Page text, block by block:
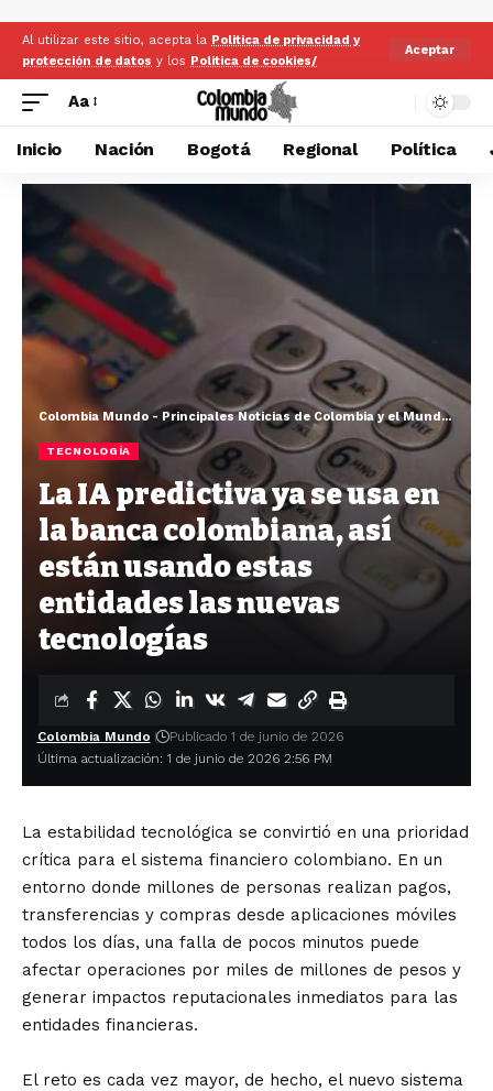
Al utilizar este sitio, acepta la Politica de privacidad y
protección de datos y los Politica de cookies/
Aceptar
Aa
Inicio Nación Bogotá Regional Política
Colombia Mundo - Principales Noticias de Colombia y el Mundo Hoy
TECNOLOGÍA
La IA predictiva ya se usa en
la banca colombiana, así
están usando estas
entidades las nuevas
tecnologías
Última actualización: 1 de junio de 2026 2:56 PM
Colombia Mundo Publicado 1 de junio de 2026
La estabilidad tecnológica se convirtió en una prioridad
crítica para el sistema financiero colombiano. En un
entorno donde millones de personas realizan pagos,
transferencias y compras desde aplicaciones móviles
todos los días, una falla de pocos minutos puede
afectar operaciones por miles de millones de pesos y
generar impactos reputacionales inmediatos para las
entidades financieras.
El reto es cada vez mayor, de hecho, el nuevo sistema